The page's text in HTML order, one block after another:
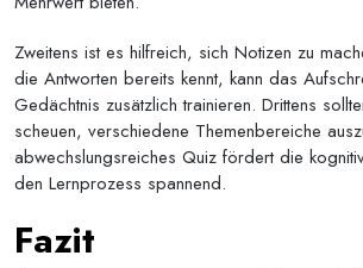
Zweitens ist es hilfreich, sich Notizen zu
die Antworten bereits kennt, kann das
Gedächtnis zusätzlich trainieren. Drittens
scheuen, verschiedene Themenbereiche
abwechslungsreiches Quiz fördert die
den Lernprozess spannend.
Fazit